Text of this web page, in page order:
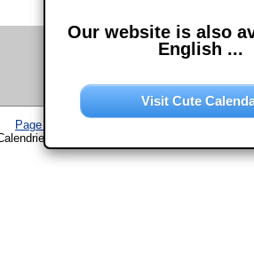
Page d'accueil
www.chouette-calendrier.com • 18.
Our website is also
English ...
Visit Cute